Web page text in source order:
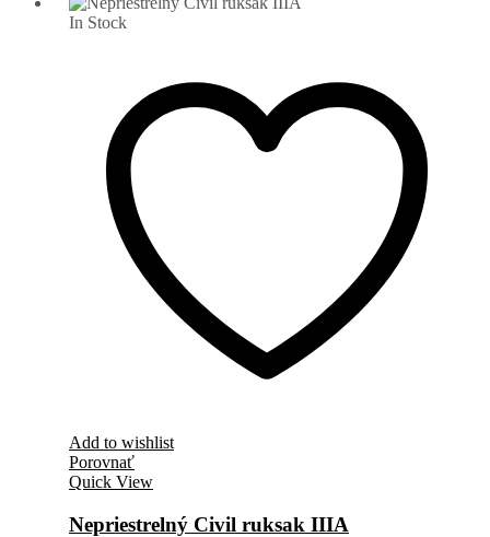
In Stock
Add to wishlist
Porovnať
Quick View
Nepriestrelný Civil ruksak IIIA